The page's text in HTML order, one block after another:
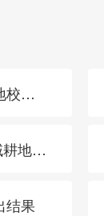
· 土壤养分速测仪怕盐碱地高盐分干扰？三体宏科专属盐碱地校正程序 测数零偏差不用反复校准
· 2026耕地质量等级调查 三体宏科土壤养分速测仪 适配县域耕地普查外业检测
结果